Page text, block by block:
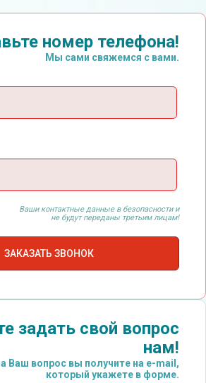
номер телефона!
Мы сами свяжемся с вами.
Ваши контактные данные в безопасности и
не будут переданы третьим лицам!
задать свой вопрос
нам!
Ваш вопрос вы получите на e-mail,
который укажете в форме.